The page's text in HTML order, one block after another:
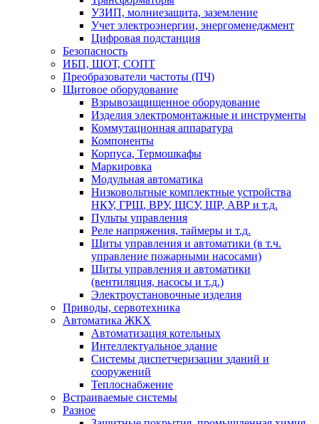
УЗИП, молниезащита, заземление
Учет электроэнергии, энергоменеджмент
Цифровая подстанция
Безопасность
ИБП, ШОТ, СОПТ
Преобразователи частоты (ПЧ)
Щитовое оборудование
Взрывозащищенное оборудование
Изделия электромонтажные и инструменты
Коммутационная аппаратура
Компоненты
Корпуса, Термошкафы
Маркировка
Модульная автоматика
Низковольтные комплектные устройства
НКУ, ГРЩ, ВРУ, ЩСУ, ШР, АВР и т.д.
Пульты управления
Реле напряжения, таймеры и т.д.
Щиты управления и автоматики (в т.ч.
управление пожарными насосами)
Щиты управления и автоматики
(вентиляция, насосы и т.д.)
Электроустановочные изделия
Приводы, сервотехника
Автоматика ЖКХ
Автоматизация котельных
Интеллектуальное здание
Системы диспетчеризации зданий и
сооружений
Теплоснабжение
Встраиваемые системы
Разное